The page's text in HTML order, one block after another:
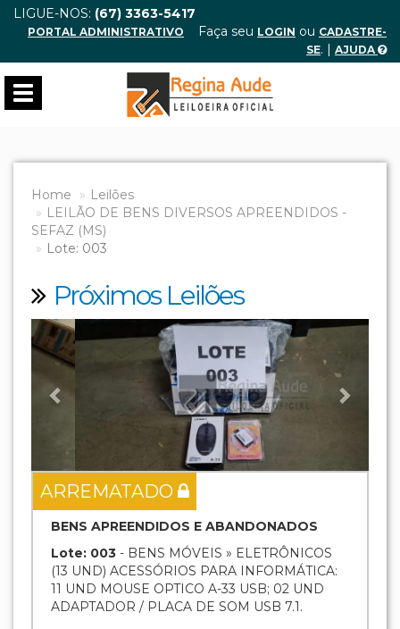
LIGUE-NOS: (67) 3363-5417
PORTAL ADMINISTRATIVO Faça seu LOGIN ou CADASTRE-
SE. | AJUDA
Toggle
navigation
Home
Leilões
LEILÃO DE BENS DIVERSOS APREENDIDOS -
SEFAZ (MS)
Lote: 003
Próximos Leilões
Previous Next
ARREMATADO
BENS APREENDIDOS E ABANDONADOS
Lote: 003 - BENS MÓVEIS » ELETRÔNICOS
(13 UND) ACESSÓRIOS PARA INFORMÁTICA:
11 UND MOUSE OPTICO A-33 USB; 02 UND
ADAPTADOR / PLACA DE SOM USB 7.1.